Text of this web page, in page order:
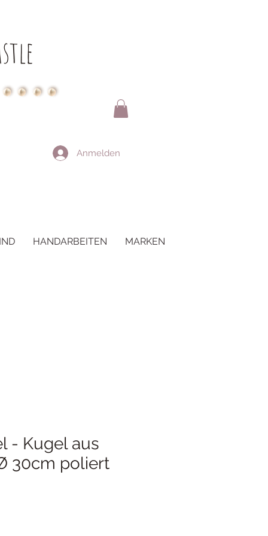
Anmelden
HANDARBEITEN MARKEN
- Kugel aus
30cm poliert